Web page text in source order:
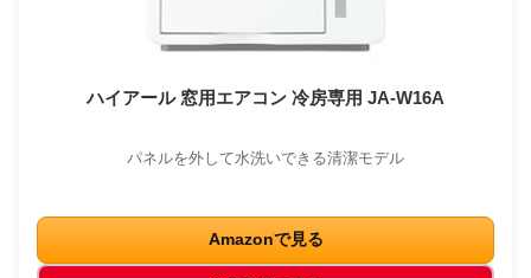
ハイアール 窓用エアコン 冷房専用 JA-W16A
パネルを外して水洗いできる清潔モデル
Amazonで見る